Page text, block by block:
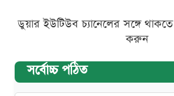
ডুয়ার ইউটিউব চ্যানেলের সঙ্গে থাকতে
করুন
সর্বোচ্চ পঠিত